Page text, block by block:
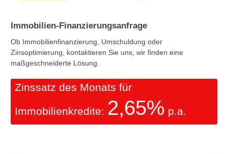
Immobilien-Finanzierungsanfrage
Ob Immobilienfinanzierung, Umschuldung oder
Zinsoptimierung, kontaktieren Sie uns, wir finden eine
maßgeschneiderte Lösung.
Zinssatz des Monats für
Immobilienkredite: 2,65% p.a.